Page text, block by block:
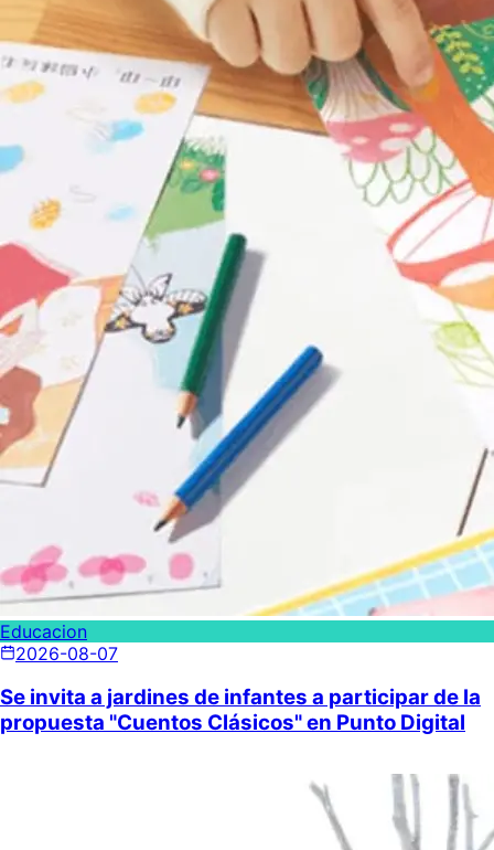
Educacion
2026-08-07
Se invita a jardines de infantes a participar de la
propuesta "Cuentos Clásicos" en Punto Digital